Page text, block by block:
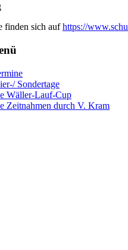
finden sich aufhttps://
Sondertage
Wäller-Lauf-Cup
Zeitnahmen durch V. Kram